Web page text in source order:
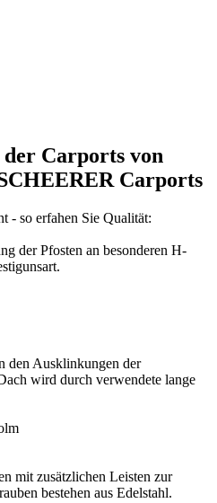
Carports von
Carports
- so erfahen Sie Qualität:
der Pfosten an besonderen H-
den Ausklinkungen der
wird durch verwendete lange
mit zusätzlichen Leisten zur
bestehen aus Edelstahl.